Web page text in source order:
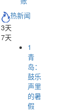
热新闻
3天
7天
1
青
岛：
鼓乐
声里
的暑
假